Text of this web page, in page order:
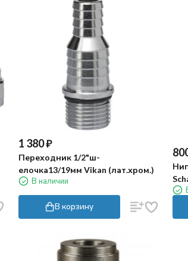
1 380₽
Переходник 1/2"ш-
елочка13/19мм Vikan (лат.хром.)
В наличии
В корзину